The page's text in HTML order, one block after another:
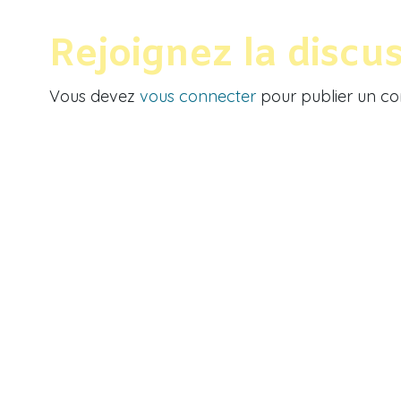
Rejoignez la
Vous devez vous connecter pour publier un